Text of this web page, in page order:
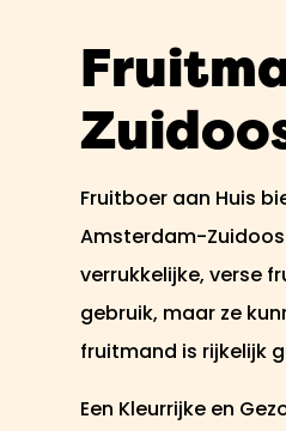
Fruitboer aan Huis
Amsterdam-
verrukkelijke, verse
gebruik, maar ze
fruitmand is rijkelijk
Een Kleurrijke en